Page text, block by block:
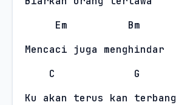
Em
Bm
Mencaci juga menghindar
C
G
Ku akan terus kan terbang